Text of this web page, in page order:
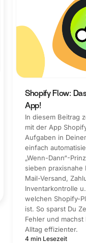
Shopify Flow:
App!
In diesem Beitrag
mit der App
Aufgaben in
einfach
„Wenn-Dann“-
sieben praxisnahe
Mail-Versand,
Inventarkontrolle
welchen Shopify-
ist. So sparst Du
Fehler und
Alltag effizienter.
4 min Lesezeit